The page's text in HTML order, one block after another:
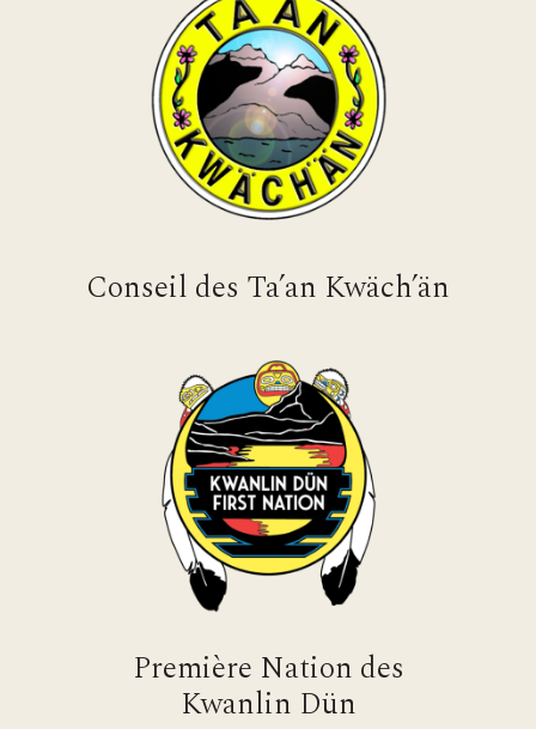
Conseil des Ta’an Kwäch’än
Première Nation des
Kwanlin Dün